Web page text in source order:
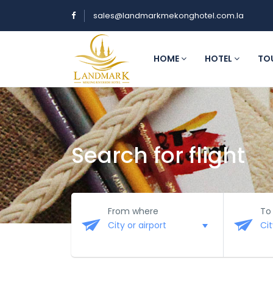
sales@landmarkmekonghotel.com.la
HOME HOTEL
Search for flight
From where